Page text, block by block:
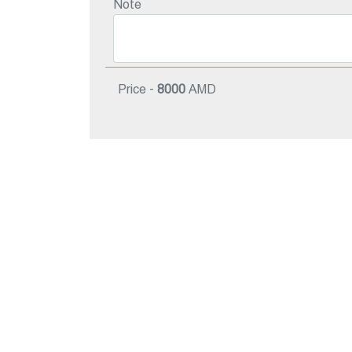
Note
Price - 8000 AMD